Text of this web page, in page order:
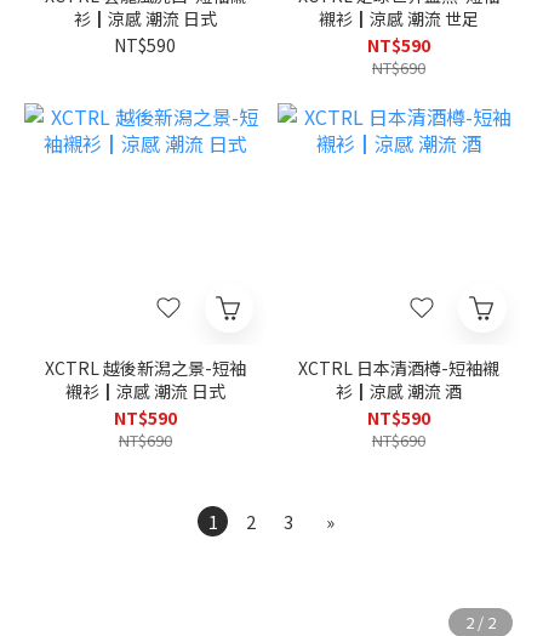
衫┃涼感 潮流 日式
NT$590
襯衫┃涼感 潮流 世足
NT$590
NT$690
XCTRL 越後新潟之景-短袖
襯衫┃涼感 潮流 日式
NT$590
NT$690
XCTRL 日本清酒樽-短袖襯
衫┃涼感 潮流 酒
NT$590
NT$690
1 2 3 »